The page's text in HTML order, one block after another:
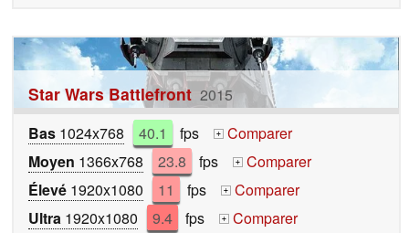
Star Wars Battlefront 2015
Bas 1024x768 40.1 fps +
Comparer
Moyen 1366x768 23.8 fps +
Comparer
Élevé 1920x1080 11 fps +
Comparer
Ultra 1920x1080 9.4 fps +
Comparer